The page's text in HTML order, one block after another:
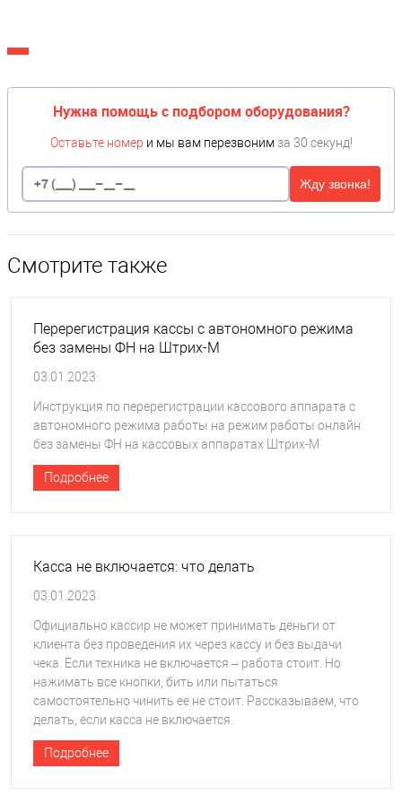
Нужна помощь с подбором оборудования?
Оставьте номер и мы вам перезвоним за 30 секунд!
Жду звонка!
Смотрите также
Перерегистрация кассы с автономного режима
без замены ФН на Штрих-М
03.01.2023
Инструкция по перерегистрации кассового аппарата с
автономного режима работы на режим работы онлайн
без замены ФН на кассовых аппаратах Штрих-М
Подробнее
Касса не включается: что делать
03.01.2023
Официально кассир не может принимать деньги от
клиента без проведения их через кассу и без выдачи
чека. Если техника не включается – работа стоит. Но
нажимать все кнопки, бить или пытаться
самостоятельно чинить ее не стоит. Рассказываем, что
делать, если касса не включается.
Подробнее